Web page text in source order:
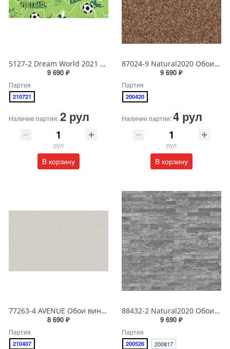
5127-2 Dream World 2021 Обои виниловые на бумажной основе 1.06*15.6
9 690 ₽
Партия
210721
Наличие партии:2 рул
рул
В корзину
87024-9 Natural2020 Обои виниловые на бумажной основе 1.06*15.6
9 690 ₽
Партия
200420
Наличие партии:4 рул
рул
В корзину
77263-4 AVENUE Обои виниловые на бумажной основе 1.06*15.5
8 690 ₽
Партия
210407
88432-2 Natural2020 Обои виниловые на бумажной основе 1.06*15.6
9 690 ₽
Партия
200526 200817